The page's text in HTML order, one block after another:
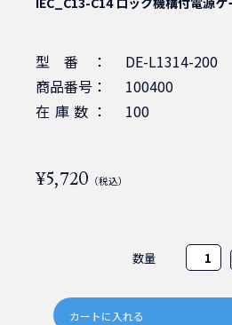
型番：
DE-L1314-200
商品番号：
100400
在庫数：
100
¥5,720 （税込）
数量